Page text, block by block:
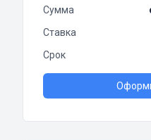
Сумма
Ставка
Срок